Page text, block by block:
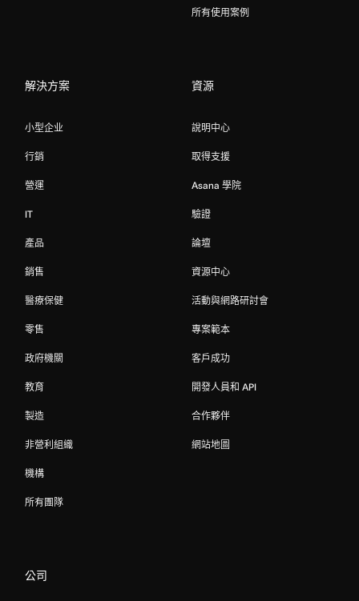
所有使用案例
解決方案
小型企业
行銷
營運
IT
產品
銷售
醫療保健
零售
政府機關
教育
製造
非營利組織
機構
所有團隊
資源
說明中心
取得支援
Asana 學院
驗證
論壇
資源中心
活動與網路研討會
專案範本
客戶成功
開發人員和 API
合作夥伴
網站地圖
公司